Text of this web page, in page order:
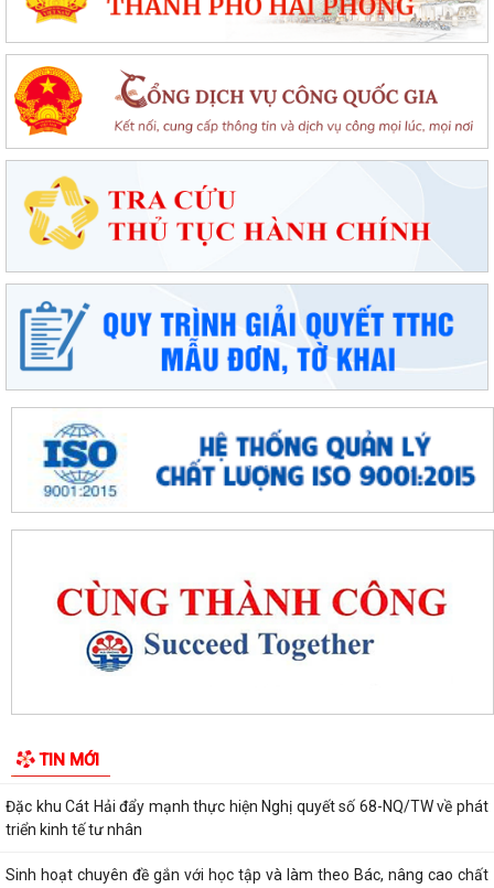
TIN MỚI
Chung kết toàn quốc Hội thi lực lượng tham gia bảo vệ an ninh, trật tự
ở cơ sở giỏi lần thứ I tại...
Đặc khu Cát Hải đẩy mạnh cải cách hành chính, nâng cao chất lượng
phục vụ người dân và doanh nghiệp
Thông báo tuyển sinh trình độ trung cấp, cao đẳng năm 2026 của
Trường Cao đẳng Kỹ thuật Hải Phòng
Tổ đại biểu số 09 HĐND thành phố Hải Phòng tiếp xúc cử tri sau Kỳ họp
thường lệ giữa năm 2026
Đặc khu Cát Hải triển khai Chương trình quốc gia về an toàn trong sử
Khơi dậy tiềm năng, phát huy sức mạnh kinh tế tư nhân tại đặc khu Cát
Đặc khu Cát Hải quyết tâm thực hiện thắng lợi Nghị quyết số 11-
Đặc khu Cát Hải đẩy mạnh triển khai Nghị quyết số 57-NQ/TW, tạo đột
phá về khoa học, công nghệ và...
UBND đặc khu Cát Hải đánh giá kết quả phát triển kinh tế - xã hội tháng
dùng tiền mặt trong lĩnh vực du...
Đặc khu Cát Hải đẩy mạnh thực hiện Nghị quyết số 68-NQ/TW về phát
triển kinh tế tư nhân
Sinh hoạt chuyên đề gắn với học tập và làm theo Bác, nâng cao chất